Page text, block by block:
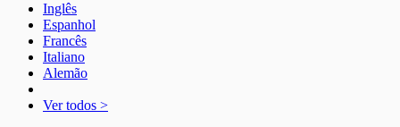
Inglês
Espanhol
Francês
Italiano
Alemão
Ver todos >